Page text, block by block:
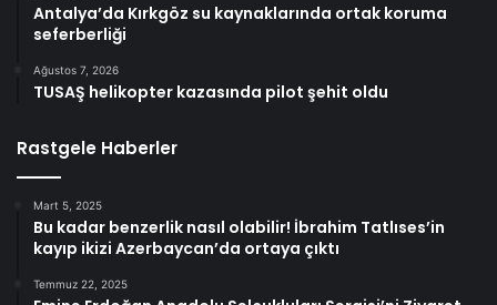
Antalya’da Kırkgöz su kaynaklarında ortak koruma
seferberliği
Ağustos 7, 2026
TUSAŞ helikopter kazasında pilot şehit oldu
Rastgele Haberler
Mart 5, 2025
Bu kadar benzerlik nasıl olabilir! İbrahim Tatlıses’in
kayıp ikizi Azerbaycan’da ortaya çıktı
Temmuz 22, 2025